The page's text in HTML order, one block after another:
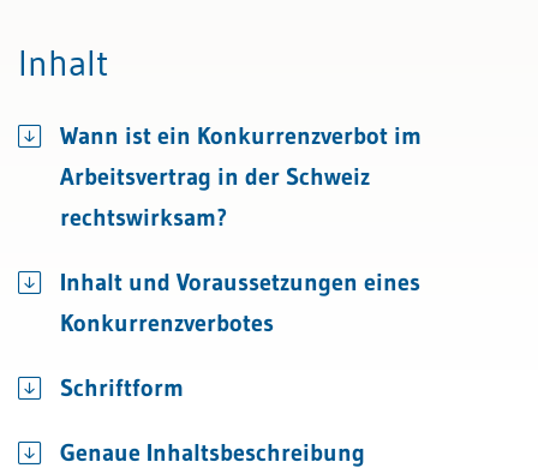
Inhalt
Wann ist ein Konkurrenzverbot im
Arbeitsvertrag in der Schweiz
rechtswirksam?
Inhalt und Voraussetzungen eines
Konkurrenzverbotes
Schriftform
Genaue Inhaltsbeschreibung